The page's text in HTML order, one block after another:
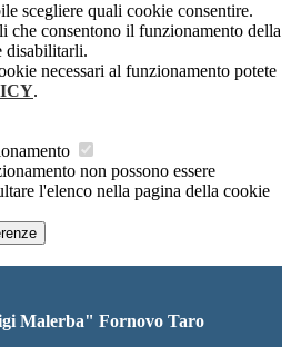
scegliere quali cookie consentire.
che consentono il funzionamento della
disabilitarli.
necessari al funzionamento potete
.
non possono essere
l'elenco nella pagina della cookie
Malerba" Fornovo Taro